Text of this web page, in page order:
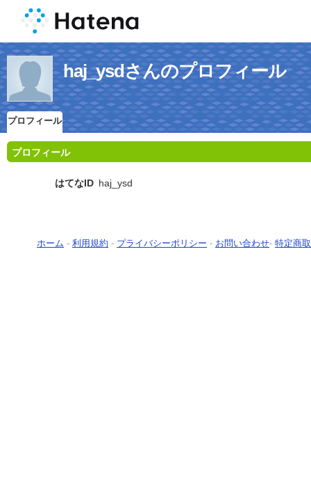
haj_ysdさんのプロフィール
プロフィール
プロフィール
はてなID haj_ysd
ホーム - 利用規約 - プライバシーポリシー - お問い合わせ- 特定商